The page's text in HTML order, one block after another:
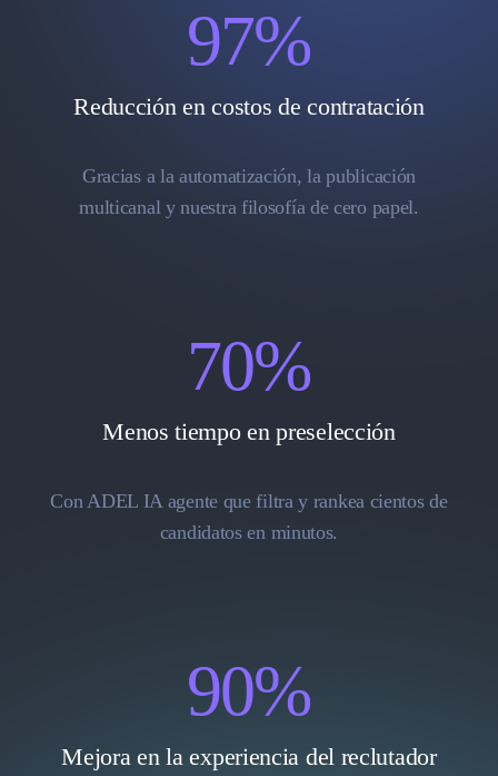
97%
Reducción en costos de contratación
Gracias a la automatización, la publicación
multicanal y nuestra filosofía de cero papel.
70%
Menos tiempo en preselección
Con ADEL IA agente que filtra y rankea cientos de
candidatos en minutos.
90%
Mejora en la experiencia del reclutador